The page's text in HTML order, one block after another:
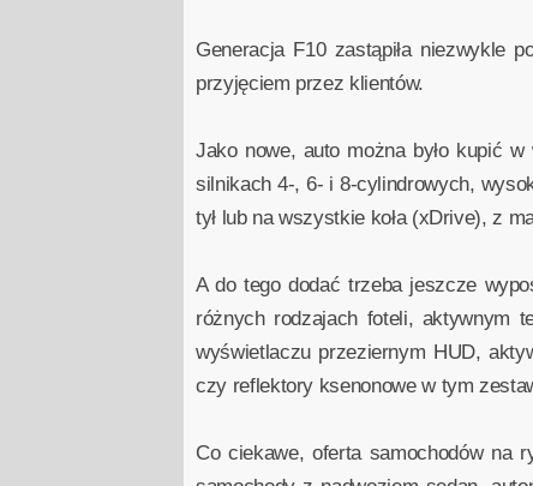
Generacja F10 zastąpiła niezwykle
przyjęciem przez klientów.
Jako nowe, auto można było kupić
silnikach 4-, 6- i 8-cylindrowych,
tył lub na wszystkie koła (xDrive), z
A do tego dodać trzeba jeszcze
różnych rodzajach foteli, aktywnym
wyświetlaczu przeziernym HUD,
czy reflektory ksenonowe w tym
Co ciekawe, oferta samochodów na